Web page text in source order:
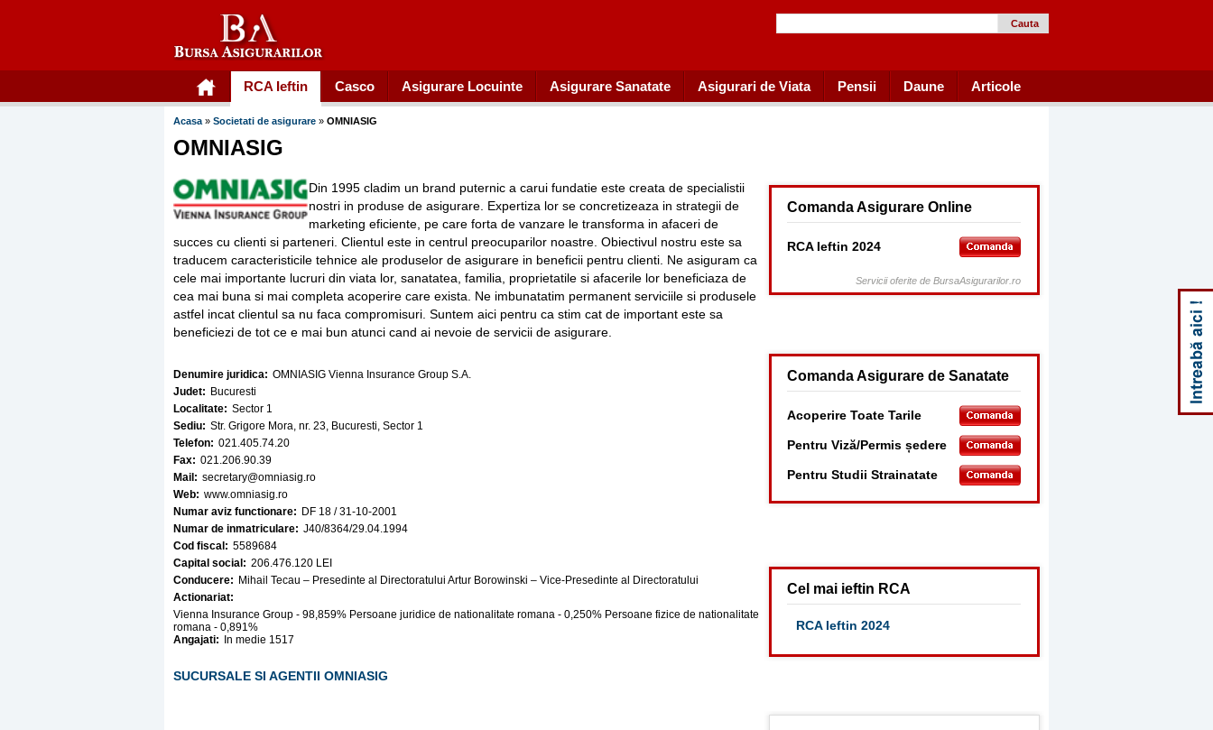
Cauta
RCA Ieftin Casco Asigurare Locuinte Asigurare Sanatate Asigurari de Viata Pensii Daune Articole
Acasa » Societati de asigurare » OMNIASIG
OMNIASIG
Din 1995 cladim un brand puternic a carui fundatie este creata de specialistii
nostri in produse de asigurare. Expertiza lor se concretizeaza in strategii de
marketing eficiente, pe care forta de vanzare le transforma in afaceri de
succes cu clienti si parteneri. Clientul este in centrul preocuparilor noastre. Obiectivul nostru este sa
traducem caracteristicile tehnice ale produselor de asigurare in beneficii pentru clienti. Ne asiguram ca
cele mai importante lucruri din viata lor, sanatatea, familia, proprietatile si afacerile lor beneficiaza de
cea mai buna si mai completa acoperire care exista. Ne imbunatatim permanent serviciile si produsele
astfel incat clientul sa nu faca compromisuri. Suntem aici pentru ca stim cat de important este sa
beneficiezi de tot ce e mai bun atunci cand ai nevoie de servicii de asigurare.
Denumire juridica: OMNIASIG Vienna Insurance Group S.A.
Judet: Bucuresti
Localitate: Sector 1
Sediu: Str. Grigore Mora, nr. 23, Bucuresti, Sector 1
Telefon: 021.405.74.20
Fax: 021.206.90.39
Mail: secretary@omniasig.ro
Web: www.omniasig.ro
Numar aviz functionare: DF 18 / 31-10-2001
Numar de inmatriculare: J40/8364/29.04.1994
Cod fiscal: 5589684
Capital social: 206.476.120 LEI
Conducere: Mihail Tecau – Presedinte al Directoratului Artur Borowinski – Vice-Presedinte al Directoratului
Actionariat:
Vienna Insurance Group - 98,859% Persoane juridice de nationalitate romana - 0,250% Persoane fizice de nationalitate
romana - 0,891%
Angajati:
In medie 1517
SUCURSALE SI AGENTII OMNIASIG
Comanda Asigurare Online
RCA Ieftin 2024
Servicii oferite de BursaAsigurarilor.ro
Comanda Asigurare de Sanatate
Acoperire Toate Tarile
Pentru Viză/Permis ședere
Pentru Studii Strainatate
Cel mai ieftin RCA
RCA Ieftin 2024